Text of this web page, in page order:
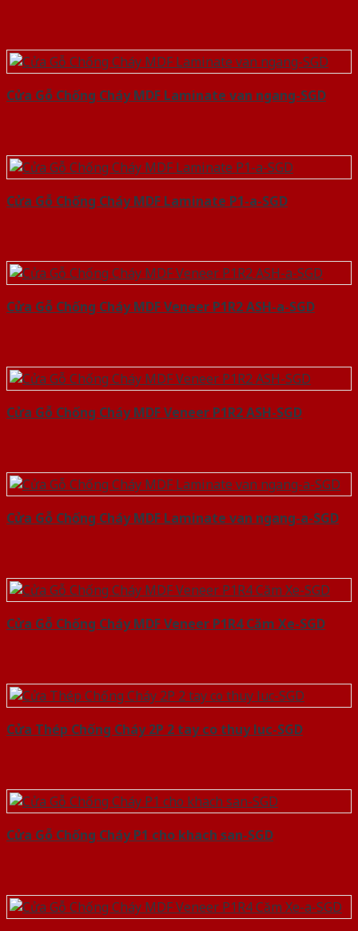
Cửa Gỗ Chống Cháy MDF Laminate van ngang-SGD
Cửa Gỗ Chống Cháy MDF Laminate P1-a-SGD
Cửa Gỗ Chống Cháy MDF Veneer P1R2 ASH-a-SGD
Cửa Gỗ Chống Cháy MDF Veneer P1R2 ASH-SGD
Cửa Gỗ Chống Cháy MDF Laminate van ngang-a-SGD
Cửa Gỗ Chống Cháy MDF Veneer P1R4 Căm Xe-SGD
Cửa Thép Chống Cháy 2P 2 tay co thuy luc-SGD
Cửa Gỗ Chống Cháy P1 cho khach san-SGD